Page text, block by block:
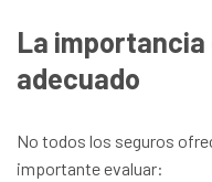
La importancia
adecuado
No todos los seguros
importante evaluar: